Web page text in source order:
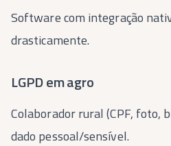
Software com integração
drasticamente.
LGPD em agro
Colaborador rural (CPF, foto,
dado pessoal/sensível.